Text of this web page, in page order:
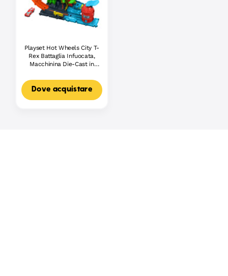
Playset Hot Wheels City T-
Rex Battaglia Infuocata,
Macchinina Die-Cast in
Nemico
Dove acquistare